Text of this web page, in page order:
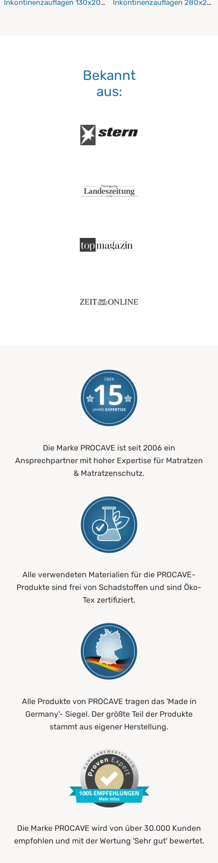
Inkontinenzauflagen 130x200 cmInkontinenzauflagen 280x200
Bekannt
aus:
Die Marke PROCAVE ist seit 2006 ein
Ansprechpartner mit hoher Expertise für Matratzen
& Matratzenschutz.
Alle verwendeten Materialien für die PROCAVE-
Produkte sind frei von Schadstoffen und sind Öko-
Tex zertifiziert.
Alle Produkte von PROCAVE tragen das 'Made in
Germany'- Siegel. Der größte Teil der Produkte
stammt aus eigener Herstellung.
Die Marke PROCAVE wird von über 30.000 Kunden
empfohlen und mit der Wertung 'Sehr gut' bewertet.